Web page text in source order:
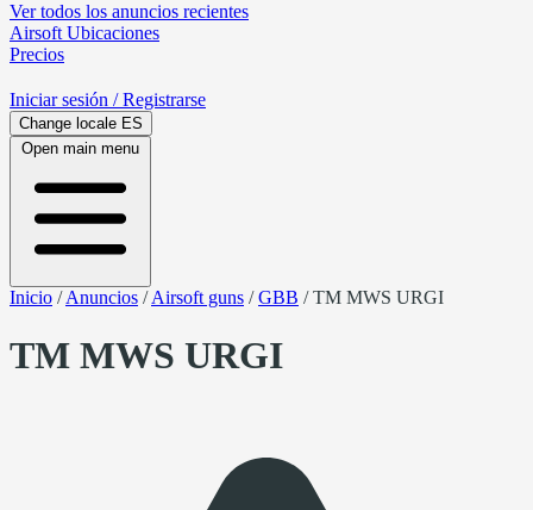
Ver todos los anuncios recientes
Airsoft Ubicaciones
Precios
Iniciar sesión / Registrarse
Change locale ES
Open main menu
Inicio /Anuncios /Airsoft guns /GBB /TM MWS URGI
TM MWS URGI